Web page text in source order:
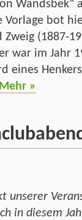
Wandsbek“
Vorlage bot
(1887-
war im Jahr
eines
Mehr »
unserer
in diesem